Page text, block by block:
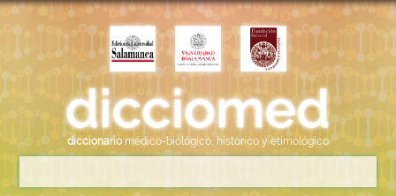
diccionario médico-biológico, histórico y etimológico